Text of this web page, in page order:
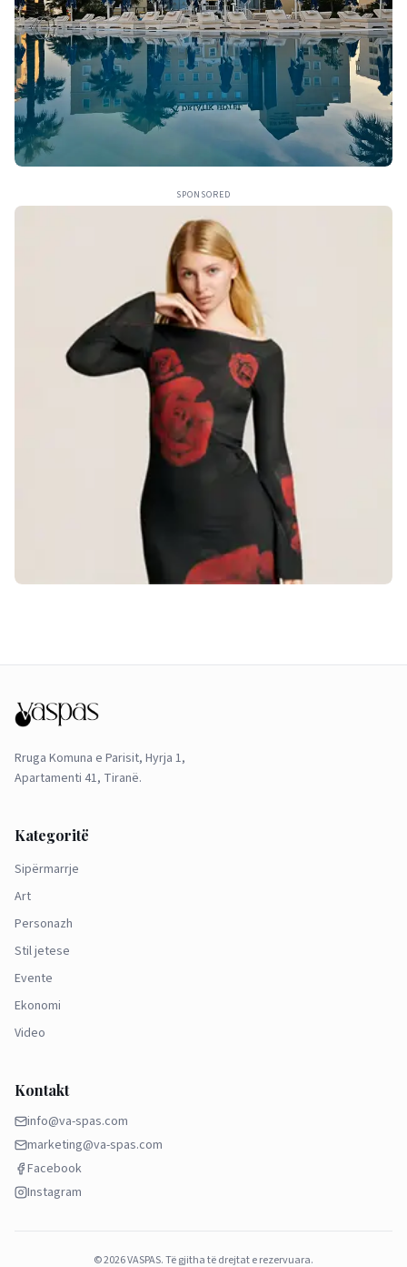
SPONSORED
Rruga Komuna e Parisit, Hyrja 1,
Apartamenti 41, Tiranë.
Kategoritë
Sipërmarrje
Art
Personazh
Stil jetese
Evente
Ekonomi
Video
Kontakt
info@va-spas.com
marketing@va-spas.com
Facebook
Instagram
©2026VASPAS.Të gjitha të drejtat e rezervuara.